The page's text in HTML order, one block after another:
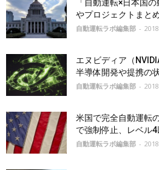
「自動運転×日本国
やプロジェクトまと
自動運転ラボ編集部 -
エヌビディア（
半導体開発や提携の
自動運転ラボ編集部 -
米国で完全自動運転
で強制停止、レベル
自動運転ラボ編集部 -